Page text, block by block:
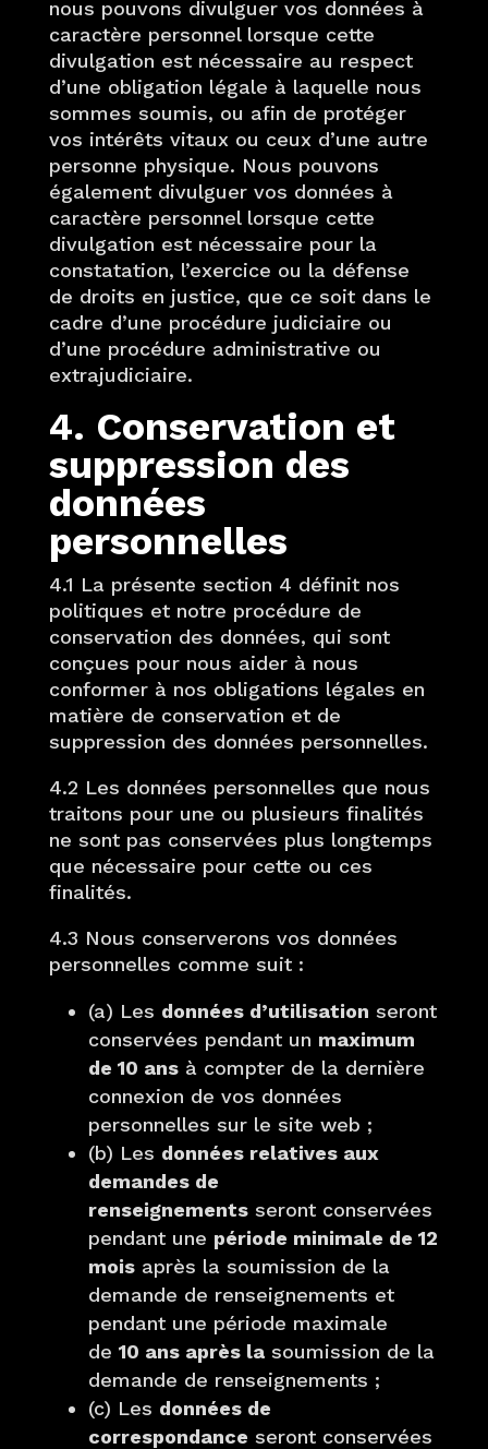
nous pouvons divulguer vos données à
caractère personnel lorsque cette
divulgation est nécessaire au respect
d’une obligation légale à laquelle nous
sommes soumis, ou afin de protéger
vos intérêts vitaux ou ceux d’une autre
personne physique. Nous pouvons
également divulguer vos données à
caractère personnel lorsque cette
divulgation est nécessaire pour la
constatation, l’exercice ou la défense
de droits en justice, que ce soit dans le
cadre d’une procédure judiciaire ou
d’une procédure administrative ou
extrajudiciaire.
4. Conservation et
suppression des
données
personnelles
4.1 La présente section 4 définit nos
politiques et notre procédure de
conservation des données, qui sont
conçues pour nous aider à nous
conformer à nos obligations légales en
matière de conservation et de
suppression des données personnelles.
4.2 Les données personnelles que nous
traitons pour une ou plusieurs finalités
ne sont pas conservées plus longtemps
que nécessaire pour cette ou ces
finalités.
4.3 Nous conserverons vos données
personnelles comme suit :
(a) Les données d’utilisation seront
conservées pendant un maximum
de 10 ans à compter de la dernière
connexion de vos données
personnelles sur le site web ;
(b) Les données relatives aux
demandes de
renseignements seront conservées
pendant une période minimale de 12
mois après la soumission de la
demande de renseignements et
pendant une période maximale
de 10 ans après la soumission de la
demande de renseignements ;
(c) Les données de
correspondance seront conservées